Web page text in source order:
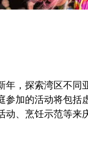
年，探索湾区不同
参加的活动将包括
动、烹饪示范等来
的治疗圈来相互支